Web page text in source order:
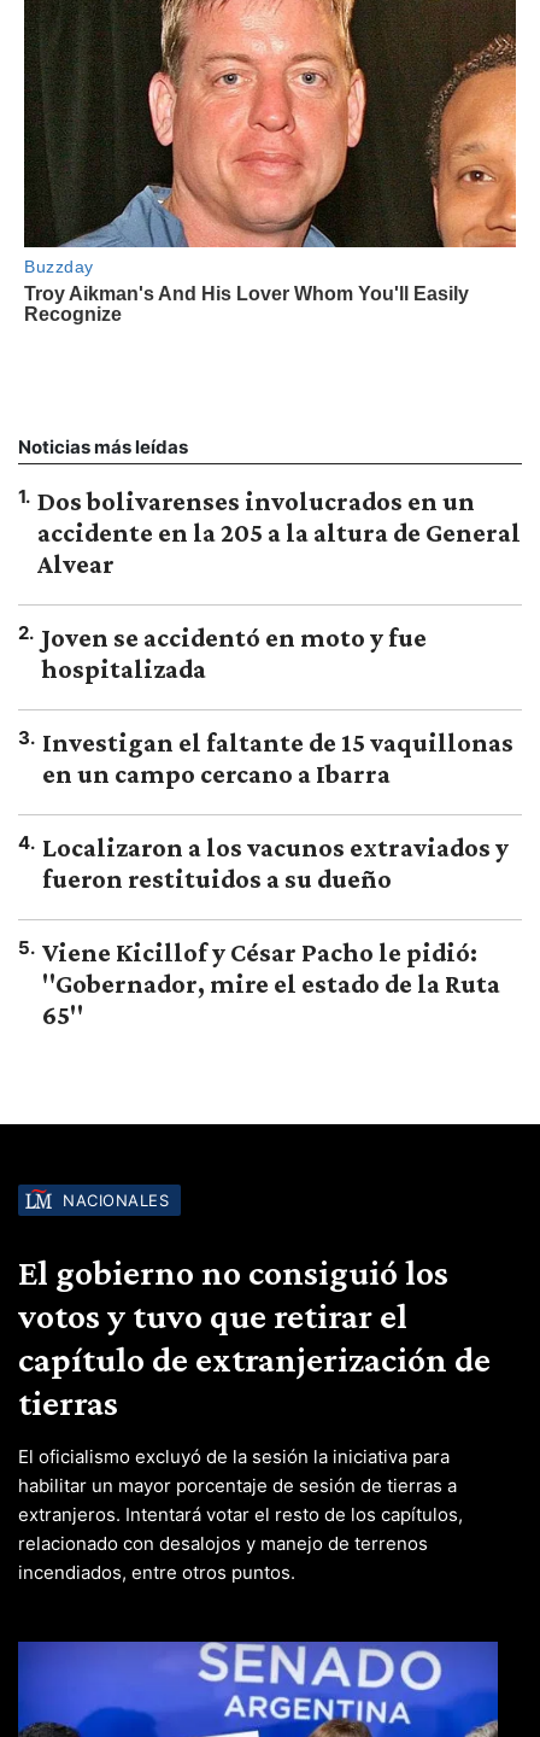
Noticias más leídas
1. Dos bolivarenses involucrados en un
accidente en la 205 a la altura de General
Alvear
2. Joven se accidentó en moto y fue
hospitalizada
3. Investigan el faltante de 15 vaquillonas
en un campo cercano a Ibarra
4. Localizaron a los vacunos extraviados y
fueron restituidos a su dueño
5. Viene Kicillof y César Pacho le pidió:
"Gobernador, mire el estado de la Ruta
65"
NACIONALES
El gobierno no consiguió los
votos y tuvo que retirar el
capítulo de extranjerización de
tierras
El oficialismo excluyó de la sesión la iniciativa para
habilitar un mayor porcentaje de sesión de tierras a
extranjeros. Intentará votar el resto de los capítulos,
relacionado con desalojos y manejo de terrenos
incendiados, entre otros puntos.